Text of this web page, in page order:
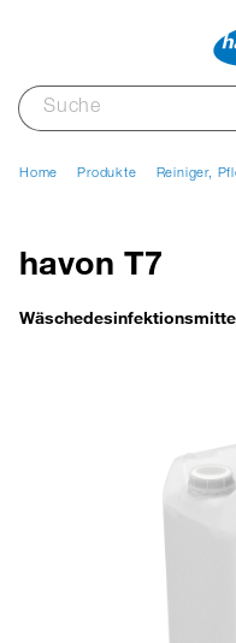
Home Produkte Reiniger,
havon T7